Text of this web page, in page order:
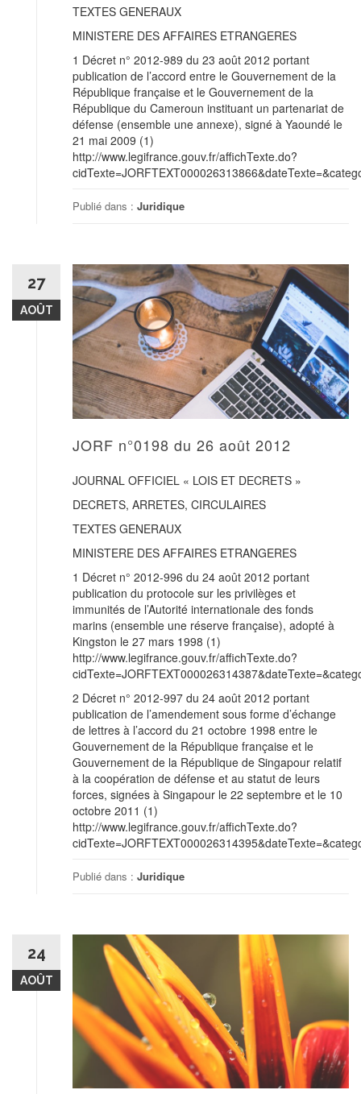
TEXTES GENERAUX
MINISTERE DES AFFAIRES ETRANGERES
1 Décret n° 2012-989 du 23 août 2012 portant
publication de l’accord entre le Gouvernement de la
République française et le Gouvernement de la
République du Cameroun instituant un partenariat de
défense (ensemble une annexe), signé à Yaoundé le
21 mai 2009 (1)
http://www.legifrance.gouv.fr/affichTexte.do?
Publié dans : Juridique
27
AOÛT
JORF n°0198 du 26 août 2012
JOURNAL OFFICIEL « LOIS ET DECRETS »
DECRETS, ARRETES, CIRCULAIRES
TEXTES GENERAUX
MINISTERE DES AFFAIRES ETRANGERES
1 Décret n° 2012-996 du 24 août 2012 portant
publication du protocole sur les privilèges et
immunités de l’Autorité internationale des fonds
marins (ensemble une réserve française), adopté à
Kingston le 27 mars 1998 (1)
http://www.legifrance.gouv.fr/affichTexte.do?
2 Décret n° 2012-997 du 24 août 2012 portant
publication de l’amendement sous forme d’échange
de lettres à l’accord du 21 octobre 1998 entre le
Gouvernement de la République française et le
Gouvernement de la République de Singapour relatif
à la coopération de défense et au statut de leurs
forces, signées à Singapour le 22 septembre et le 10
octobre 2011 (1)
http://www.legifrance.gouv.fr/affichTexte.do?
Publié dans : Juridique
24
AOÛT